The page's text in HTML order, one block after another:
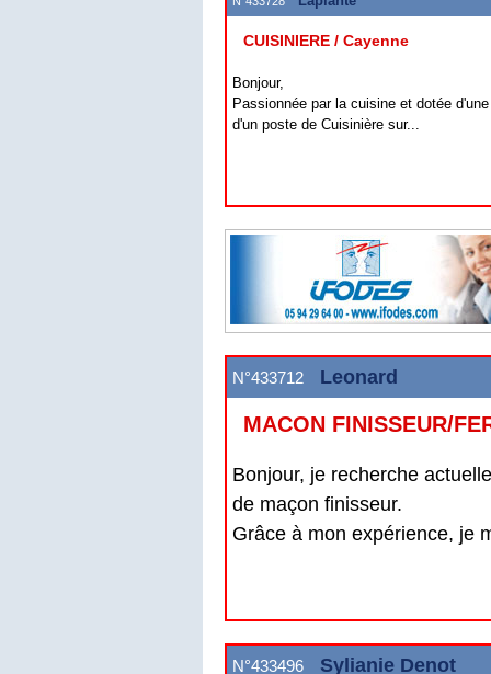
CUISINIERE / Cayenne
Bonjour,
Passionnée par la cuisine et dotée
d'un poste de Cuisinière sur...
N°433712 Leonard
MACON FINISSEUR/
Bonjour, je recherche
de maçon finisseur.
Grâce à mon expérience, je
N°433496 Sylianie Denot